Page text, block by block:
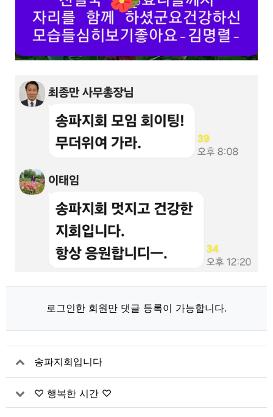
로그인한 회원만 댓글 등록이 가능합니다.
송파지회입니다
♡ 행복한 시간 ♡